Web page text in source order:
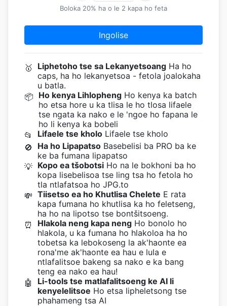
Boloka 20% ha o le 2 kapa ho feta
Ingolise
🥇 Liphetoho tse sa Lekanyetsoang Ha ho
caps, ha ho lekanyetsoa - fetola joalokaha
u batla.
📦 Ho kenya Lihlopheng Ho kenya ka batch
ho etsa hore u ka tlisa le ho tlosa lifaele
tse ngata ka nako e le 'ngoe ho fapana le
ho li kenya ka bobeli
📂
Lifaele tse kholo Lifaele tse kholo
🚫
Ha ho Lipapatso Basebelisi ba PRO ba ke
ke ba fumana lipapatso
💡 Kopo ea tšobotsi Ho na le bokhoni ba ho
kopa lisebelisoa tse ling tsa ho fetola ho
tla ntlafatsoa ho JPG.to
💸 Tiisetso ea ho Khutlisa Chelete E rata
kapa fumana ho khutlisa ka ho feletseng,
ha ho na lipotso tse bontšitsoeng.
⏰
Hlakola neng kapa neng Ho bonolo ho
hlakola, u ka fumana ho hlakoloa ha ho
tobetsa ka lebokoseng la ak'haonte ea
rona'me ak'haonte ea hau e lula e
ntlafalitsoe bakeng sa nako e ka bang
teng ea nako ea hau!
🤖
Li-tools tse matlafalitsoeng ke AI li
kenyelelitsoe Ho etsa lipheletsong tse
phahameng tsa AI